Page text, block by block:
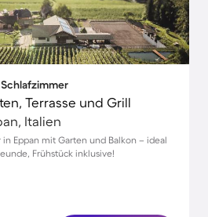
Schlafzimmer
Terrasse und Grill
Italien
Eppan mit Garten und Balkon – ideal
Frühstück inklusive!